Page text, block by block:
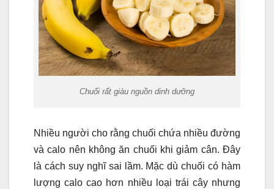
Chuối rất giàu nguồn dinh dưỡng
Nhiều người cho rằng chuối chứa nhiều đường
và calo nên không ăn chuối khi giảm cân. Đây
là cách suy nghĩ sai lầm. Mặc dù chuối có hàm
lượng calo cao hơn nhiều loại trái cây nhưng